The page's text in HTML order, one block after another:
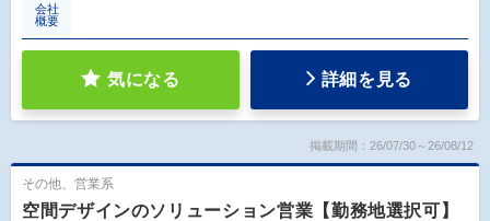
会社
概要
気になる 詳細を見る
掲載期間：26/07/30～26/08/12
その他、営業系
空間デザインのソリューション営業【勤務地選択可】